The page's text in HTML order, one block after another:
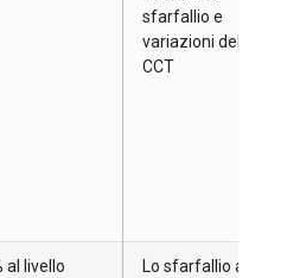
sfarfallio e
variazioni della
CCT
al livello
Lo sfarfallio a